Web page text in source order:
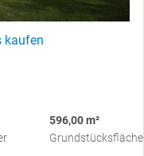
kaufen
596,00 m²
Grundstücksfläche